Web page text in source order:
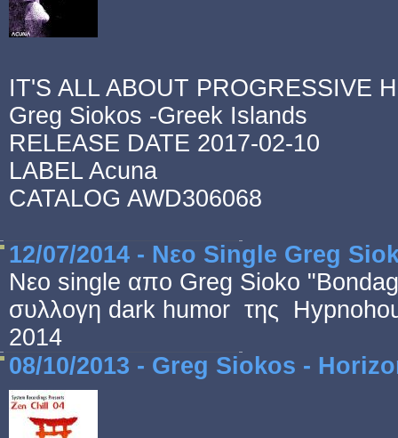
IT'S ALL ABOUT PROGRESSIVE
Greg Siokos -Greek Islands
RELEASE DATE 2017-02-10
LABEL Acuna
CATALOG AWD306068
12/07/2014 - Νεο Single Greg
Νεο single απο Greg Sioko
συλλογη dark humor της
2014
08/10/2013 - Greg Siokos -